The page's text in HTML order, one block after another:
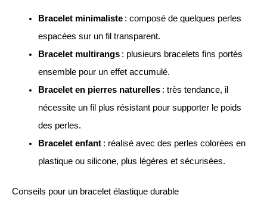
Bracelet minimaliste: composé de quelques perles
espacées sur un fil transparent.
Bracelet multirangs: plusieurs bracelets fins portés
ensemble pour un effet accumulé.
Bracelet en pierres naturelles: très tendance, il
nécessite un fil plus résistant pour supporter le poids
des perles.
Bracelet enfant: réalisé avec des perles colorées en
plastique ou silicone, plus légères et sécurisées.
Conseils pour un bracelet élastique durable